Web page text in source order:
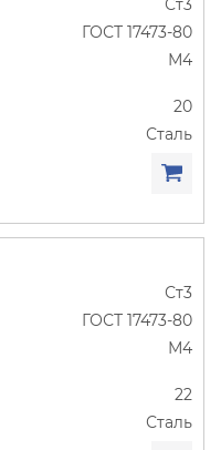
Ст3
ГОСТ 17473-80
М4
20
Сталь
Ст3
ГОСТ 17473-80
М4
22
Сталь